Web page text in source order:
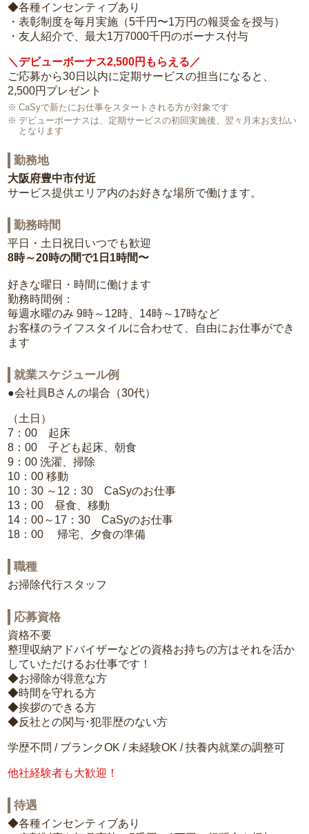
◆各種インセンティブあり
・表彰制度を毎月実施（5千円〜1万円の報奨金を授与）
・友人紹介で、最大1万7000千円のボーナス付与
＼デビューボーナス2,500円もらえる／
ご応募から30日以内に定期サービスの担当になると、
2,500円プレゼント
CaSyで新たにお仕事をスタートされる方が対象です
デビューボーナスは、定期サービスの初回実施後、翌々月末お支払い
となります
勤務地
大阪府豊中市付近
サービス提供エリア内のお好きな場所で働けます。
勤務時間
平日・土日祝日いつでも歓迎
8時～20時の間で1日1時間〜
好きな曜日・時間に働けます
勤務時間例：
毎週水曜のみ 9時～12時、14時～17時など
お客様のライフスタイルに合わせて、自由にお仕事ができ
ます
就業スケジュール例
●会社員Bさんの場合（30代）
（土日）
7：00 起床
8：00 子ども起床、朝食
9：00 洗濯、掃除
10：00 移動
10：30 ～12：30 CaSyのお仕事
13：00 昼食、移動
14：00～17：30 CaSyのお仕事
18：00 帰宅、夕食の準備
職種
お掃除代行スタッフ
応募資格
資格不要
整理収納アドバイザーなどの資格お持ちの方はそれを活か
していただけるお仕事です！
◆お掃除が得意な方
◆時間を守れる方
◆挨拶のできる方
◆反社との関与･犯罪歴のない方
学歴不問 / ブランクOK / 未経験OK / 扶養内就業の調整可
他社経験者も大歓迎！
待遇
◆各種インセンティブあり